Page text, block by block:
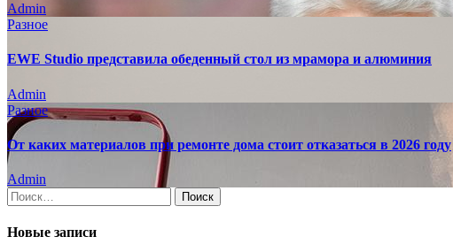
Admin
Разное
EWE Studio представила обеденный стол из мрамора и алюминия
Admin
Разное
От каких материалов при ремонте дома стоит отказаться в 2026 году
Admin
Найти:
Новые записи